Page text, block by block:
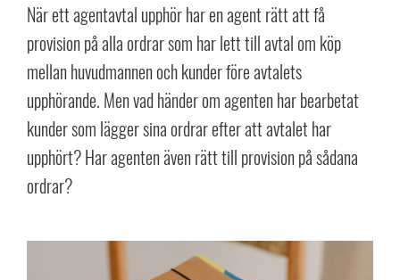
När ett agentavtal upphör har en agent rätt att få
provision på alla ordrar som har lett till avtal om köp
mellan huvudmannen och kunder före avtalets
upphörande. Men vad händer om agenten har bearbetat
kunder som lägger sina ordrar efter att avtalet har
upphört? Har agenten även rätt till provision på sådana
ordrar?